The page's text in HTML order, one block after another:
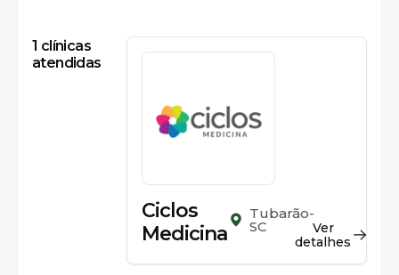
1 clínicas
atendidas
Ciclos
Medicina
Tubarão-
SC
Ver
detalhes